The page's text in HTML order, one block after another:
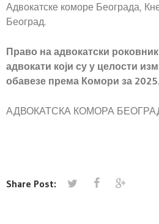
Адвокатске коморе Београда,
Београд.
Право на адвокатски
адвокати који су у целости
обавезе према Комори за
АДВОКАТСКА КОМОРА
Share Post: